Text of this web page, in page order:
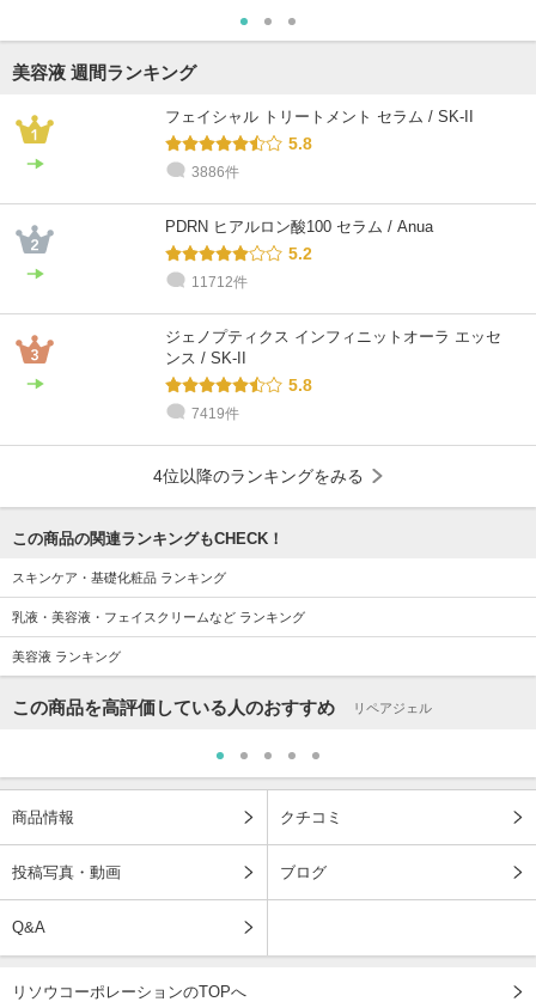
美容液 週間ランキング
フェイシャル トリートメント セラム / SK-II
5.8
3886件
PDRN ヒアルロン酸100 セラム / Anua
5.2
11712件
ジェノプティクス インフィニットオーラ エッセ
ンス / SK-II
5.8
7419件
4位以降のランキングをみる
この商品の関連ランキングもCHECK！
スキンケア・基礎化粧品 ランキング
乳液・美容液・フェイスクリームなど ランキング
美容液 ランキング
この商品を高評価している人のおすすめ リペアジェル
商品情報 クチコミ
投稿写真・動画 ブログ
Q&A
リソウコーポレーションのTOPへ